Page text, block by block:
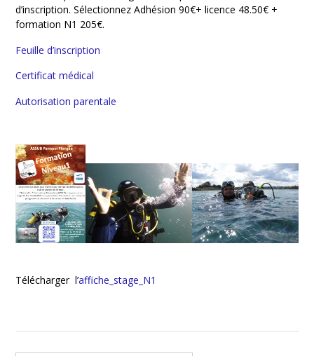
d’inscription. Sélectionnez Adhésion 90€+ licence 48.50€ +
formation N1 205€.
Feuille d’inscription
Certificat médical
Autorisation parentale
Télécharger l’affiche_stage_N1